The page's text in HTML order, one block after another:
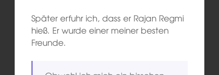
Später erfuhr ich, dass er Rajan Regmi
hieß. Er wurde einer meiner besten
Freunde.